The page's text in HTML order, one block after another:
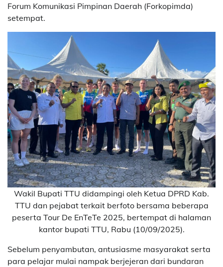
Forum Komunikasi Pimpinan Daerah (Forkopimda)
setempat.
Wakil Bupati TTU didampingi oleh Ketua DPRD Kab.
TTU dan pejabat terkait berfoto bersama beberapa
peserta Tour De EnTeTe 2025, bertempat di halaman
kantor bupati TTU, Rabu (10/09/2025).
Sebelum penyambutan, antusiasme masyarakat serta
para pelajar mulai nampak berjejeran dari bundaran